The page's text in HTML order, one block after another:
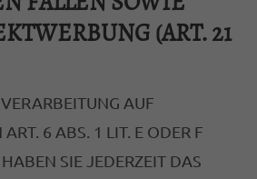
(ART. 21
AUF
6 ABS. 1 LIT. E ODER F
SIE JEDERZEIT DAS